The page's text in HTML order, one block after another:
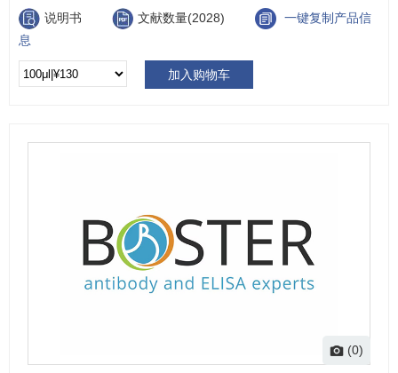
说明书
文献数量(2028)
一键复制产品信
息
加入购物车
(0)